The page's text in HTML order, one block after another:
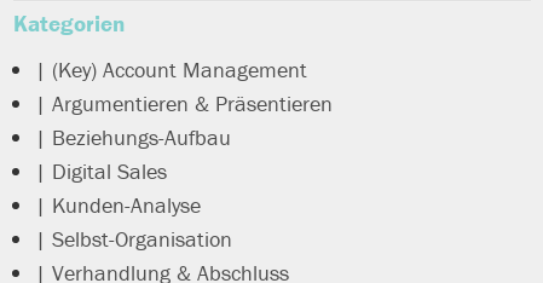
Kategorien
| (Key) Account Management
| Argumentieren & Präsentieren
| Beziehungs-Aufbau
| Digital Sales
| Kunden-Analyse
| Selbst-Organisation
| Verhandlung & Abschluss